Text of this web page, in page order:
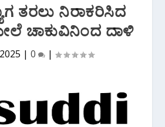
ತರಲು ನಿರಾಕರಿಸಿದ
ಚಾಕುವಿನಿಂದ ದಾಳಿ
| 0 |